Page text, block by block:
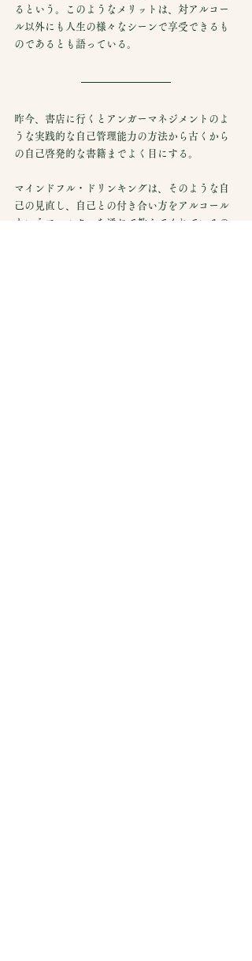
るという。このようなメリットは、対アルコー
ル以外にも人生の様々なシーンで享受できるも
のであるとも語っている。
昨今、書店に行くとアンガーマネジメントのよ
うな実践的な自己管理能力の方法から古くから
の自己啓発的な書籍までよく目にする。
マインドフル・ドリンキングは、そのような自
己の見直し、自己との付き合い方をアルコール
というフィルターを通じて教えてくれているの